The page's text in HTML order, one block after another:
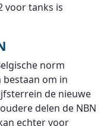
voor tanks is
norm
bestaan om in
de nieuwe
delen de NBN
echter voor